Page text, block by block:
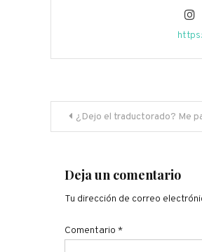
Navegación
de
entradas
¿Dejo el traductorado? Me
Deja un comentario
Tu dirección de correo
Comentario *